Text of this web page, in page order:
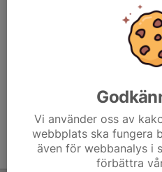
Vi använder oss av
webbplats ska fungera
även för webbanalys i
förbättra